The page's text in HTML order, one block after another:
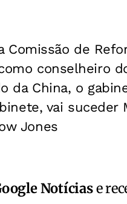
Comissão de
conselheiro
da China, o
vai suceder
Jones
Notíciase